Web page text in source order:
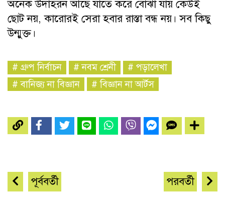
অনেক উদাহরন আছে যাতে করে বোঝা যায় কেউই
ছোট নয়, কারোরই সেরা হবার রাস্তা বন্ধ নয়। সব কিছু
উন্মুক্ত।
#গ্রুপ নির্বাচন #নবম শ্রেনী #পড়ালেখা
#বানিজ্য না বিজ্ঞান #বিজ্ঞান না আর্টস
পূর্ববর্তী পরবর্তী